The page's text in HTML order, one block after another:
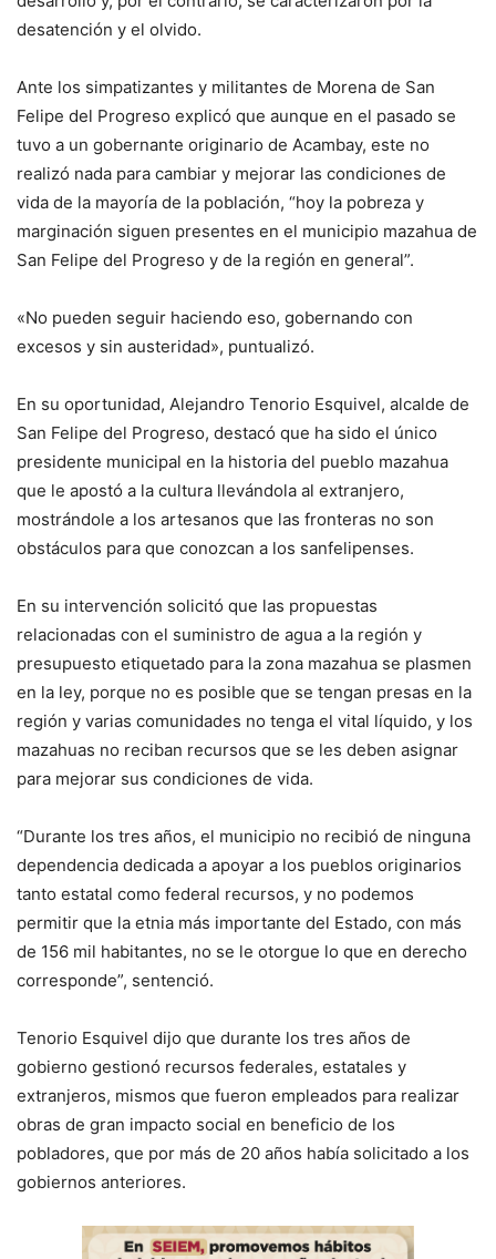
desatención y el olvido.
Ante los simpatizantes y militantes de Morena de San
Felipe del Progreso explicó que aunque en el pasado se
tuvo a un gobernante originario de Acambay, este no
realizó nada para cambiar y mejorar las condiciones de
vida de la mayoría de la población, “hoy la pobreza y
marginación siguen presentes en el municipio mazahua de
San Felipe del Progreso y de la región en general”.
«No pueden seguir haciendo eso, gobernando con
excesos y sin austeridad», puntualizó.
En su oportunidad, Alejandro Tenorio Esquivel, alcalde de
San Felipe del Progreso, destacó que ha sido el único
presidente municipal en la historia del pueblo mazahua
que le apostó a la cultura llevándola al extranjero,
mostrándole a los artesanos que las fronteras no son
obstáculos para que conozcan a los sanfelipenses.
En su intervención solicitó que las propuestas
relacionadas con el suministro de agua a la región y
presupuesto etiquetado para la zona mazahua se plasmen
en la ley, porque no es posible que se tengan presas en la
región y varias comunidades no tenga el vital líquido, y los
mazahuas no reciban recursos que se les deben asignar
para mejorar sus condiciones de vida.
“Durante los tres años, el municipio no recibió de ninguna
dependencia dedicada a apoyar a los pueblos originarios
tanto estatal como federal recursos, y no podemos
permitir que la etnia más importante del Estado, con más
de 156 mil habitantes, no se le otorgue lo que en derecho
corresponde”, sentenció.
Tenorio Esquivel dijo que durante los tres años de
gobierno gestionó recursos federales, estatales y
extranjeros, mismos que fueron empleados para realizar
obras de gran impacto social en beneficio de los
pobladores, que por más de 20 años había solicitado a los
gobiernos anteriores.